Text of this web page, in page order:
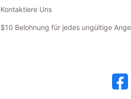
Kontaktiere Uns
$10 Belohnung für jedes ungültige